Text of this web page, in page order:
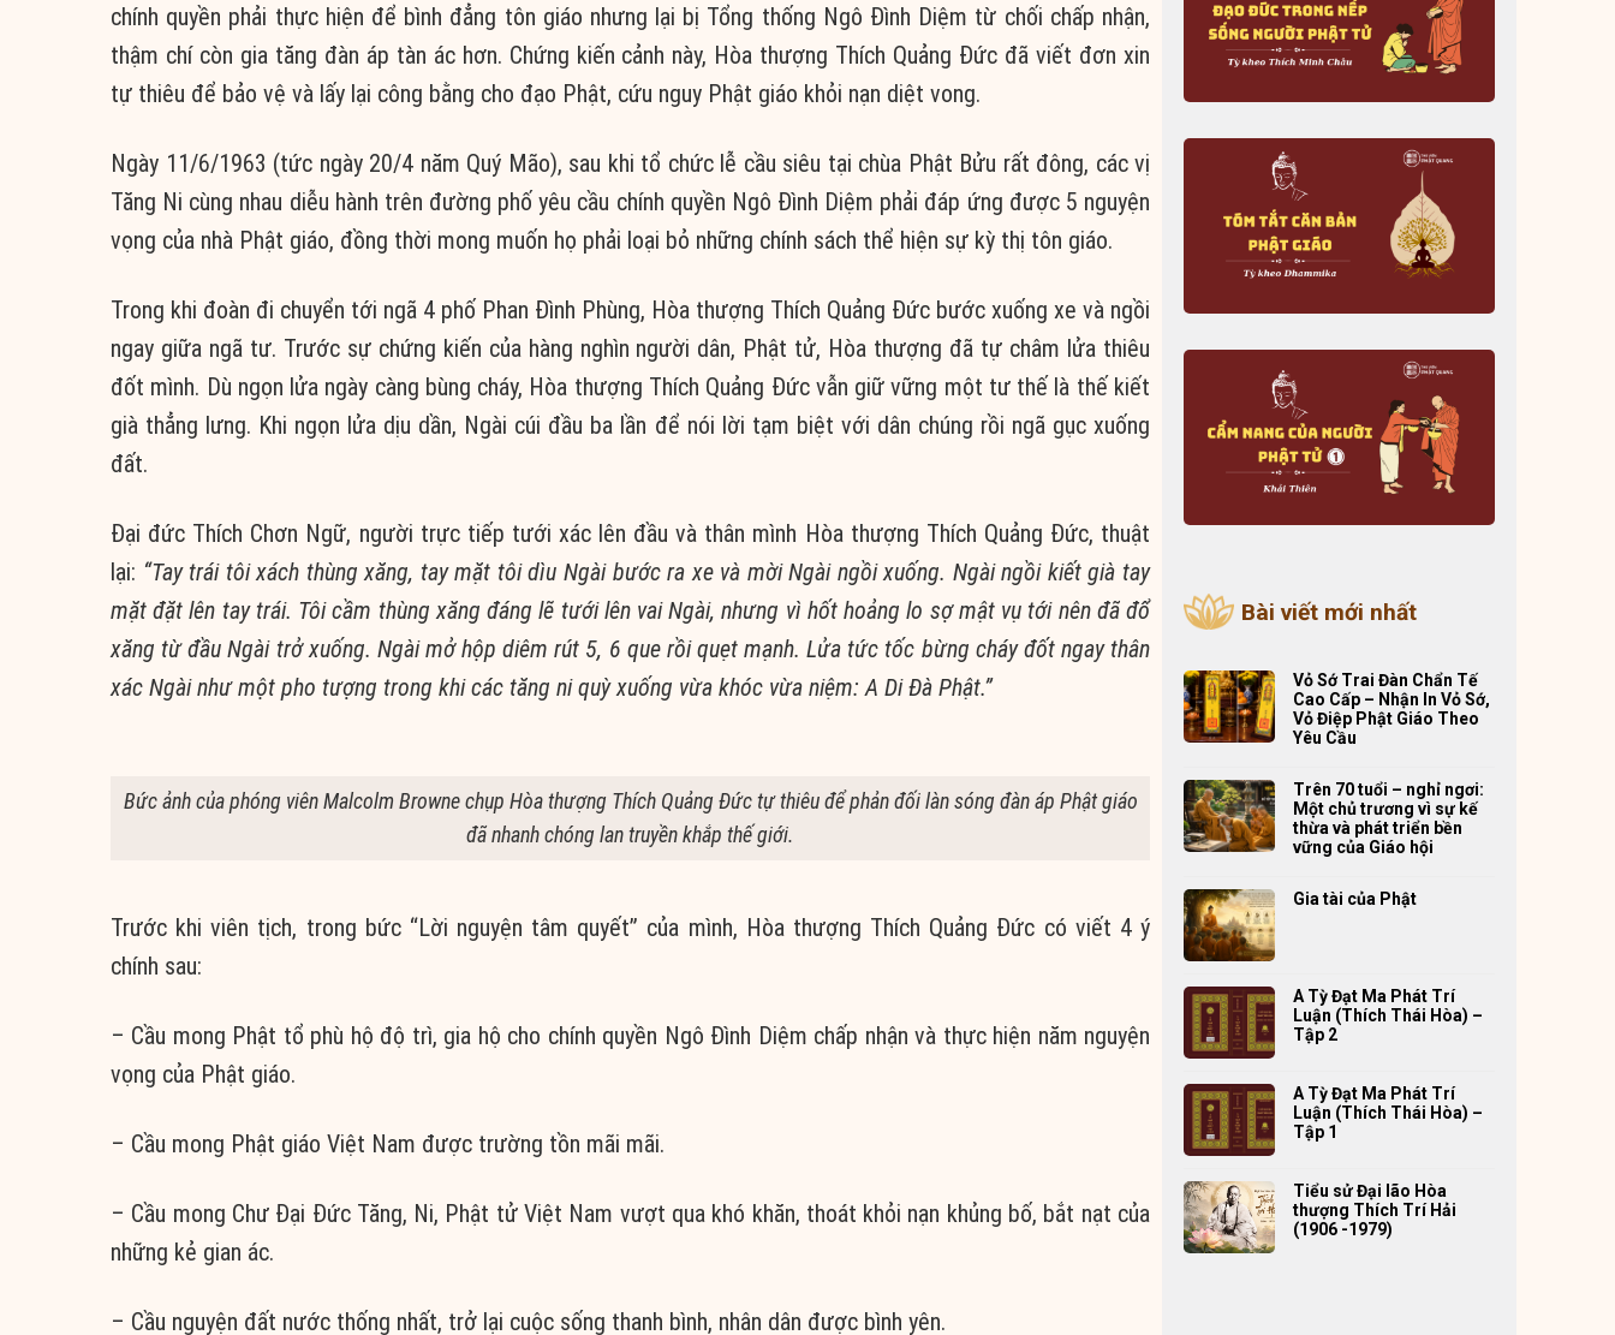
chính quyền phải thực hiện để bình đẳng tôn giáo nhưng lại bị Tổng thống Ngô Đình Diệm từ chối chấp nhận,
thậm chí còn gia tăng đàn áp tàn ác hơn. Chứng kiến cảnh này, Hòa thượng Thích Quảng Đức đã viết đơn xin
tự thiêu để bảo vệ và lấy lại công bằng cho đạo Phật, cứu nguy Phật giáo khỏi nạn diệt vong.
Ngày 11/6/1963 (tức ngày 20/4 năm Quý Mão), sau khi tổ chức lễ cầu siêu tại chùa Phật Bửu rất đông, các vị
Tăng Ni cùng nhau diễu hành trên đường phố yêu cầu chính quyền Ngô Đình Diệm phải đáp ứng được 5 nguyện
vọng của nhà Phật giáo, đồng thời mong muốn họ phải loại bỏ những chính sách thể hiện sự kỳ thị tôn giáo.
Trong khi đoàn đi chuyển tới ngã 4 phố Phan Đình Phùng, Hòa thượng Thích Quảng Đức bước xuống xe và ngồi
ngay giữa ngã tư. Trước sự chứng kiến của hàng nghìn người dân, Phật tử, Hòa thượng đã tự châm lửa thiêu
đốt mình. Dù ngọn lửa ngày càng bùng cháy, Hòa thượng Thích Quảng Đức vẫn giữ vững một tư thế là thế kiết
già thẳng lưng. Khi ngọn lửa dịu dần, Ngài cúi đầu ba lần để nói lời tạm biệt với dân chúng rồi ngã gục xuống
đất.
Đại đức Thích Chơn Ngữ, người trực tiếp tưới xác lên đầu và thân mình Hòa thượng Thích Quảng Đức, thuật
lại: “Tay trái tôi xách thùng xăng, tay mặt tôi dìu Ngài bước ra xe và mời Ngài ngồi xuống. Ngài ngồi kiết già tay
mặt đặt lên tay trái. Tôi cầm thùng xăng đáng lẽ tưới lên vai Ngài, nhưng vì hốt hoảng lo sợ mật vụ tới nên đã đổ
xăng từ đầu Ngài trở xuống. Ngài mở hộp diêm rút 5, 6 que rồi quẹt mạnh. Lửa tức tốc bừng cháy đốt ngay thân
xác Ngài như một pho tượng trong khi các tăng ni quỳ xuống vừa khóc vừa niệm: A Di Đà Phật.”
Bức ảnh của phóng viên Malcolm Browne chụp Hòa thượng Thích Quảng Đức tự thiêu để phản đối làn sóng đàn áp Phật giáo
đã nhanh chóng lan truyền khắp thế giới.
Trước khi viên tịch, trong bức “Lời nguyện tâm quyết” của mình, Hòa thượng Thích Quảng Đức có viết 4 ý
chính sau:
– Cầu mong Phật tổ phù hộ độ trì, gia hộ cho chính quyền Ngô Đình Diệm chấp nhận và thực hiện năm nguyện
vọng của Phật giáo.
– Cầu mong Phật giáo Việt Nam được trường tồn mãi mãi.
– Cầu mong Chư Đại Đức Tăng, Ni, Phật tử Việt Nam vượt qua khó khăn, thoát khỏi nạn khủng bố, bắt nạt của
những kẻ gian ác.
– Cầu nguyện đất nước thống nhất, trở lại cuộc sống thanh bình, nhân dân được bình yên.
Bài viết mới nhất
Vỏ Sớ Trai Đàn Chẩn Tế
Cao Cấp – Nhận In Vỏ Sớ,
Vỏ Điệp Phật Giáo Theo
Yêu Cầu
Trên 70 tuổi – nghỉ ngơi:
Một chủ trương vì sự kế
thừa và phát triển bền
vững của Giáo hội
Gia tài của Phật
A Tỳ Đạt Ma Phát Trí
Luận (Thích Thái Hòa) –
Tập 2
A Tỳ Đạt Ma Phát Trí
Luận (Thích Thái Hòa) –
Tập 1
Tiểu sử Đại lão Hòa
thượng Thích Trí Hải
(1906 -1979)